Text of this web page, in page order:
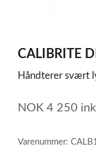
of
6
CALIBRITE
Håndterer svært
NOK 4 250
Varenummer: